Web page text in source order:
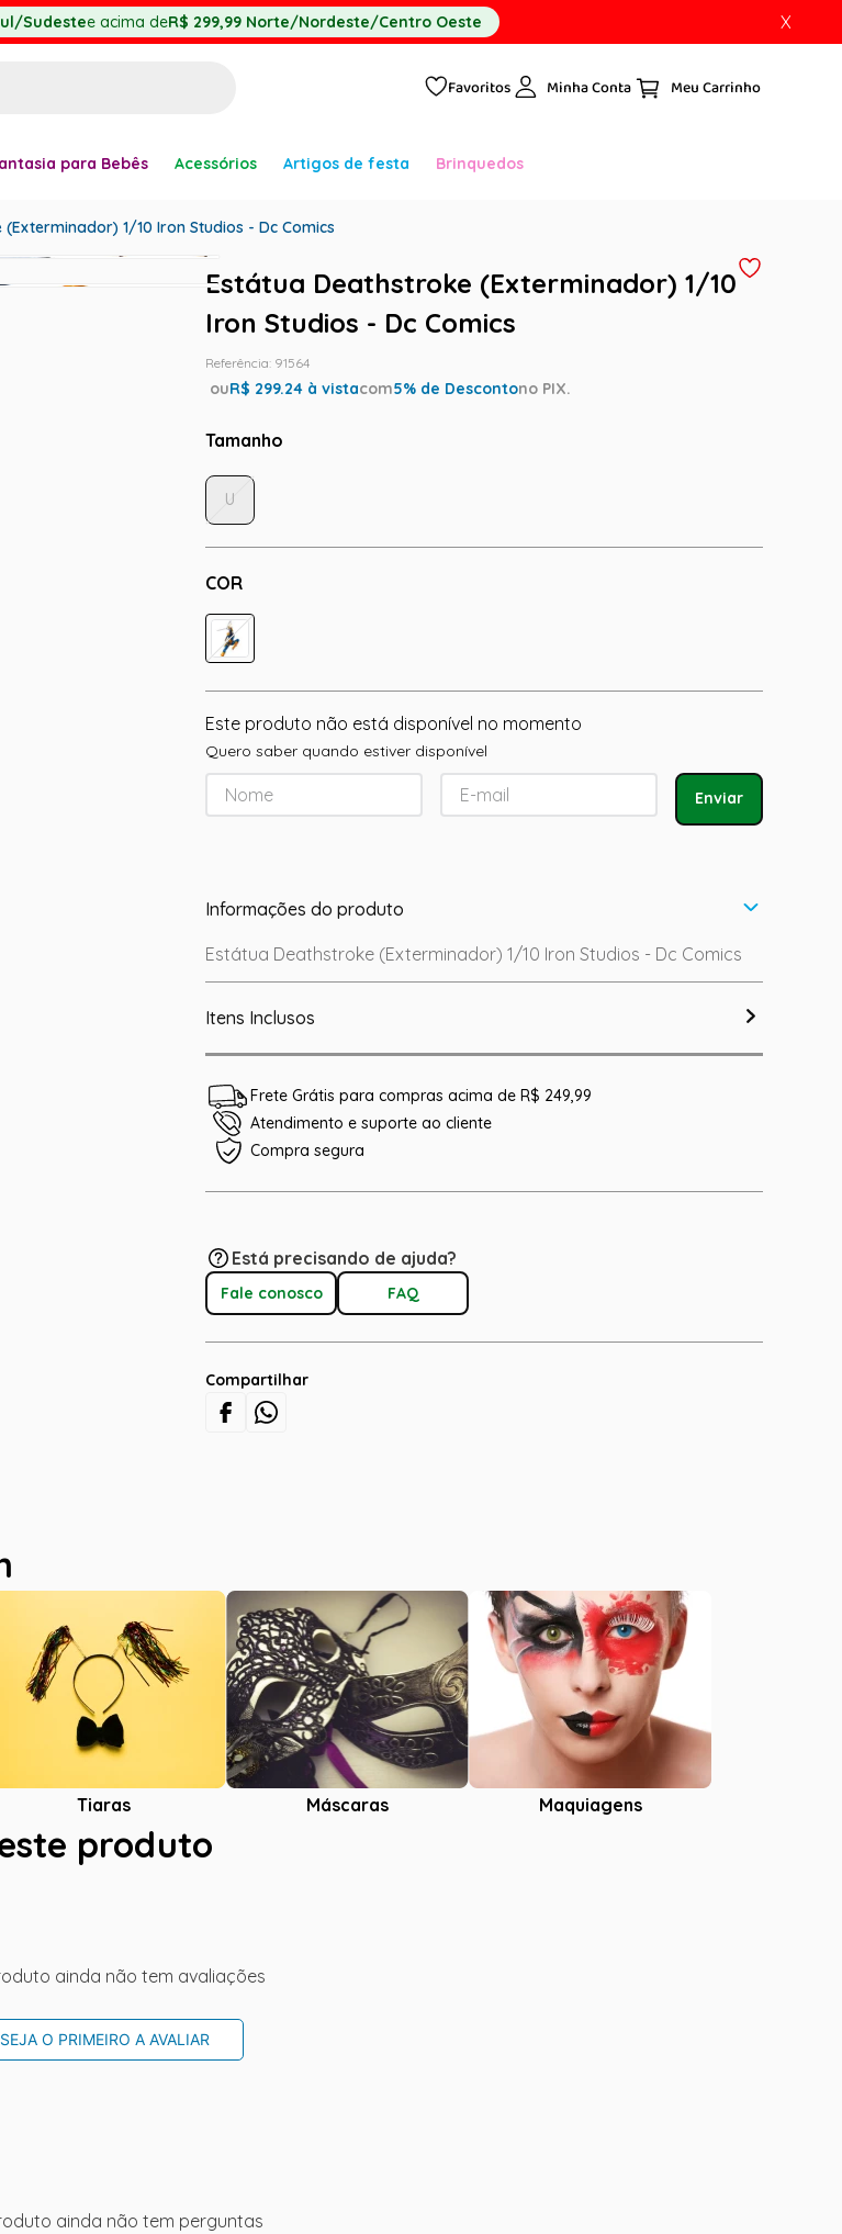
Sudestee acima deR$ 299,99 Norte/Nordeste/Centro Oeste X
Favoritos Minha Conta
para Bebês Acessórios Artigos de festa Brinquedos
1/10 Iron Studios - Dc Comics
Estátua Deathstroke (Exterminador) 1/10
Iron Studios - Dc Comics
Referência: 91564
ouR$ 299.24 à vistacom5% de Descontono PIX.
Tamanho
COR
U
Este produto não está disponível no momento
Quero saber quando estiver disponível
Enviar
Informações do produto
Estátua Deathstroke (Exterminador) 1/10 Iron Studios - Dc Comics
Itens Inclusos
Frete Grátis para compras acima de R$ 249,99
Atendimento e suporte ao cliente
Compra segura
Está precisando de ajuda?
Fale conosco FAQ
Compartilhar
Tiaras Máscaras Maquiagens
produto
ainda não tem avaliações
SEJA O PRIMEIRO A AVALIAR
ainda não tem perguntas